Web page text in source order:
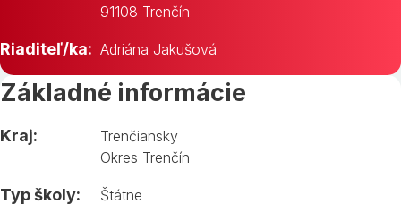
91108 Trenčín
Riaditeľ/ka: Adriána Jakušová
Základné informácie
Kraj:
Trenčiansky
Okres Trenčín
Typ školy: Štátne